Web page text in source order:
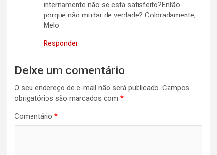
internamente não se está satisfeito?Então
porque não mudar de verdade? Coloradamente,
Melo
Responder
Deixe um comentário
O seu endereço de e-mail não será publicado. Campos
obrigatórios são marcados com *
Comentário *